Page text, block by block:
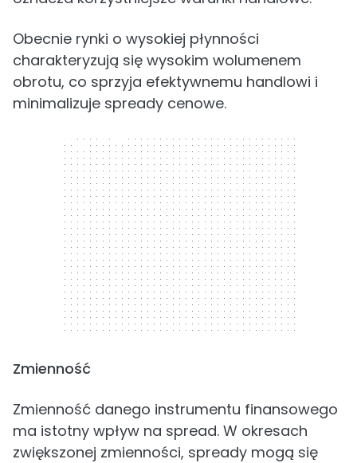
Obecnie rynki o wysokiej płynności
charakteryzują się wysokim wolumenem
obrotu, co sprzyja efektywnemu handlowi i
minimalizuje spready cenowe.
300 x 250
Zmienność
Zmienność danego instrumentu finansowego
ma istotny wpływ na spread. W okresach
zwiększonej zmienności, spready mogą się